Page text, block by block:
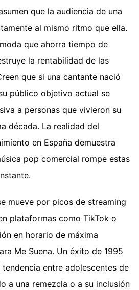
que la audiencia de una
al mismo ritmo que ella.
que ahorra tiempo de
la rentabilidad de las
que si una cantante nació
público objetivo actual se
a personas que vivieron su
década. La realidad del
en España demuestra
pop comercial rompe estas
mueve por picos de streaming
plataformas como TikTok o
en horario de máxima
Me Suena. Un éxito de 1995
entre adolescentes de
a una remezcla o a su inclusión